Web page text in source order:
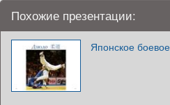
Похожие презентации:
Японское